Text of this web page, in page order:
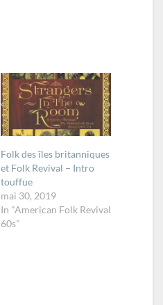
Folk des îles britanniques
et Folk Revival – Intro
touffue
mai 30, 2019
In "American Folk Revival
60s"